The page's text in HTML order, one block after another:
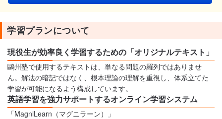
学習プランについて
現役生が効率良く学習するための「オリジナルテキスト」
鷗州塾で使用するテキストは、単なる問題の羅列ではありませ
ん。解法の暗記ではなく、根本理論の理解を重視し、体系立てた
学習が可能になるよう構成しています。
英語学習を強力サポートするオンライン学習システム
「MagniLearn（マグニラーン）」